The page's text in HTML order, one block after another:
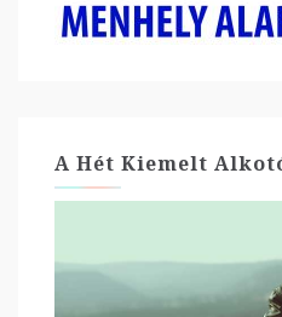
A Hét Kiemelt